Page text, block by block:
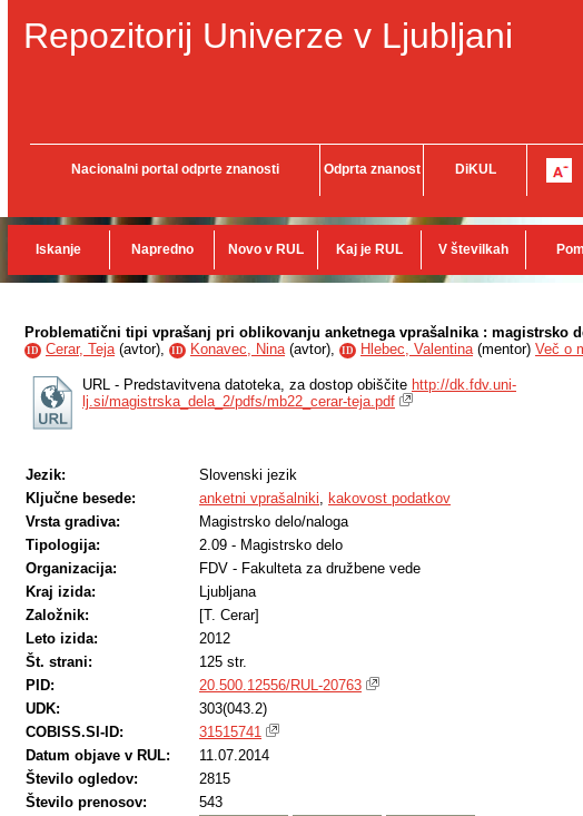
Repozitorij Univerze v Ljubljani
Nacionalni portal odprte znanosti Odprta znanost DiKUL
Iskanje Napredno Novo v RUL Kaj je RUL V številkah
Problematični tipi vprašanj pri oblikovanju anketnega vprašalnika : magistrsko
ID Cerar, Teja(avtor), ID Konavec, Nina(avtor), ID Hlebec, Valentina(mentor) Več o
URL - Predstavitvena datoteka, za dostop obiščite http://dk.fdv.uni-
lj.si/magistrska_dela_2/pdfs/mb22_cerar-teja.pdf
Jezik:
Slovenski jezik
Ključne besede:
anketni vprašalniki, kakovost podatkov
Vrsta gradiva:
Magistrsko delo/naloga
Tipologija:
2.09 - Magistrsko delo
Organizacija:
FDV - Fakulteta za družbene vede
Kraj izida:
Ljubljana
Založnik:
[T. Cerar]
Leto izida:
2012
Št. strani:
125 str.
PID:
20.500.12556/RUL-20763
UDK:
303(043.2)
COBISS.SI-ID:
31515741
Datum objave v RUL:
11.07.2014
Število ogledov:
2815
Število prenosov:
543